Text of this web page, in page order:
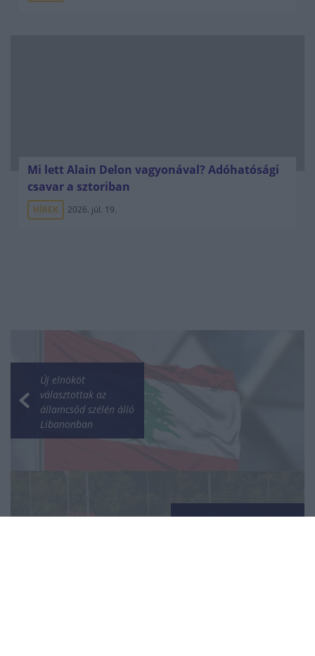
Mi lett Alain Delon vagyonával? Adóhatósági
csavar a sztoriban
HÍREK 2026. júl. 19.
Új elnököt
választottak az
államcsőd szélén álló
Libanonban
Molnár Martin